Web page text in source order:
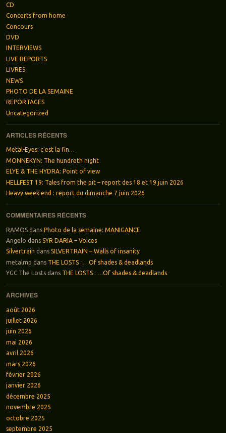
CD
Concerts from home
Concours
DVD
INTERVIEWS
LIVE REPORTS
LIVRES
NEWS
PHOTO DE LA SEMAINE
REPORTAGES
Uncategorized
ARTICLES RÉCENTS
Metal-Eyes: c’est la fin…
MONNEKYN: The hundreth night
ELYE & THE HYDRA: Point of view
HELLFEST 19: Tales from the pit – report des 18 et 19 juin 2026
Heavy week end : report du dimanche 7 juin 2026
COMMENTAIRES RÉCENTS
RAMOSdans Photo de la semaine: MANIGANCE
Angelo dans SYR DARIA – Voices
Silvertrain dans SILVERTRAIN – Walls of insanity
metalmp dans THE LOSTS : …Of shades & deadlands
YGC The Lostsdans THE LOSTS : …Of shades & deadlands
ARCHIVES
août 2026
juillet 2026
juin 2026
mai 2026
avril 2026
mars 2026
février 2026
janvier 2026
décembre 2025
novembre 2025
octobre 2025
septembre 2025